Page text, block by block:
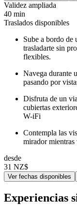
Validez ampliada
40 min
Traslados disponibles
Sube a bordo de
trasladarte sin
flexibles.
Navega durante
pasando por
Disfruta de un
cubiertas
W-iFi
Contempla las
mirador mientras
desde
31 NZ$
Ver fechas disponibles
Experiencias